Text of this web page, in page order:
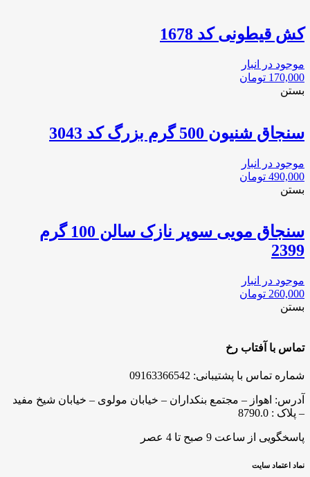
کش قیطونی کد 1678
موجود در انبار
170,000 تومان
بستن
سنجاق شنيون 500 گرم بزرگ كد 3043
موجود در انبار
490,000 تومان
بستن
سنجاق مویی سوپر نازک سالن 100 گرم
2399
موجود در انبار
260,000 تومان
بستن
تماس با آفتاب رخ
شماره تماس با پشتیبانی: 09163366542
آدرس: اهواز – مجتمع بنکداران – خیابان مولوی – خیابان شیخ مفید
– پلاک : 8790.0
پاسخگویی از ساعت 9 صبح تا 4 عصر
نماد اعتماد سایت